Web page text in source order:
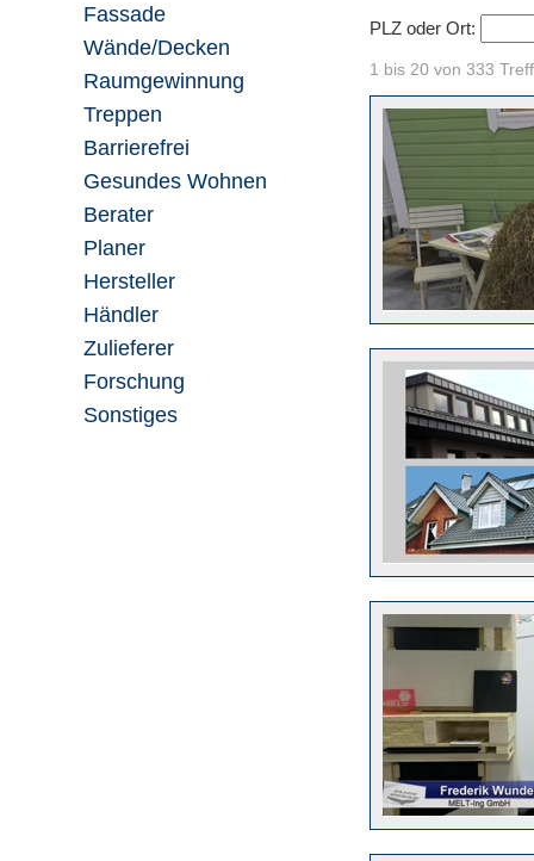
Fassade
Wände/Decken
Raumgewinnung
Treppen
Barrierefrei
Gesundes Wohnen
Berater
Planer
Hersteller
Händler
Zulieferer
Forschung
Sonstiges
PLZ oder Ort:
1 bis 20 von 333